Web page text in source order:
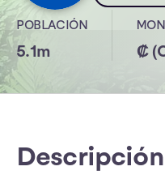
POBLACIÓN
5.1m ₡